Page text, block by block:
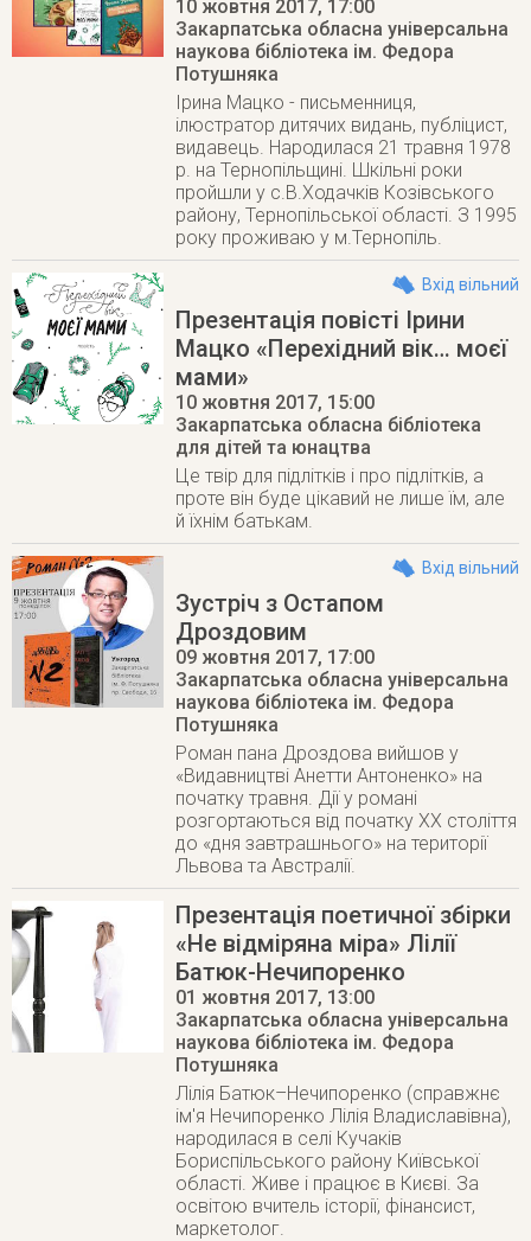
10 жовтня 2017, 17:00
Закарпатська обласна універсальна
наукова бібліотека ім. Федора
Потушняка
Ірина Мацко - письменниця,
ілюстратор дитячих видань, публіцист,
видавець. Народилася 21 травня 1978
р. на Тернопільщині. Шкільні роки
пройшли у с.В.Ходачків Козівського
району, Тернопільської області. З 1995
року проживаю у м.Тернопіль.
Вхід вільний
Презентація повісті Ірини
Мацко «Перехідний вік… моєї
мами»
10 жовтня 2017, 15:00
Закарпатська обласна бібліотека
для дітей та юнацтва
Це твір для підлітків і про підлітків, а
проте він буде цікавий не лише їм, але
й їхнім батькам.
Вхід вільний
Зустріч з Остапом
Дроздовим
09 жовтня 2017, 17:00
Закарпатська обласна універсальна
наукова бібліотека ім. Федора
Потушняка
Роман пана Дроздова вийшов у
«Видавництві Анетти Антоненко» на
початку травня. Дії у романі
розгортаються від початку ХХ століття
до «дня завтрашнього» на території
Львова та Австралії.
Презентація поетичної збірки
«Не відміряна міра» Лілії
Батюк-Нечипоренко
01 жовтня 2017, 13:00
Закарпатська обласна універсальна
наукова бібліотека ім. Федора
Потушняка
Лілія Батюк–Нечипоренко (справжнє
ім'я Нечипоренко Лілія Владиславівна),
народилася в селі Кучаків
Бориспільського району Київської
області. Живе і працює в Києві. За
освітою вчитель історії, фінансист,
маркетолог.